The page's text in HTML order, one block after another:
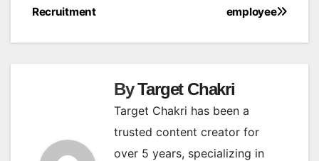
employee
Recruitment
ByTarget Chakri
Target Chakri has been a
trusted content creator for
over 5 years, specializing in